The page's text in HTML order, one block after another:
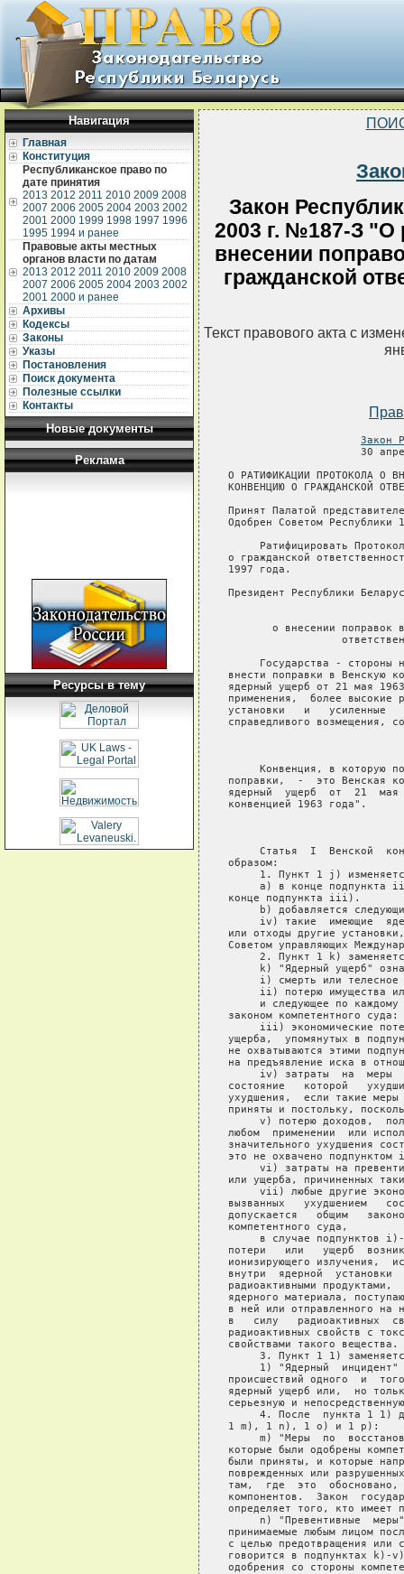
Навигация
Главная
Конституция
Республиканское право по
дате принятия
2013 2012 2011 2010 2009 2008
2007 2006 2005 2004 2003 2002
2001 2000 1999 1998 1997 1996
1995 1994 и ранее
Правовые акты местных
органов власти по датам
2013 2012 2011 2010 2009 2008
2007 2006 2005 2004 2003 2002
2001 2000 и ранее
Архивы
Кодексы
Законы
Указы
Постановления
Поиск документа
Полезные ссылки
Контакты
Новые документы
Реклама
Ресурсы в тему
Закон
2003 г. №187-З "О
внесении
гражданской
Текст правового акта с
Закон